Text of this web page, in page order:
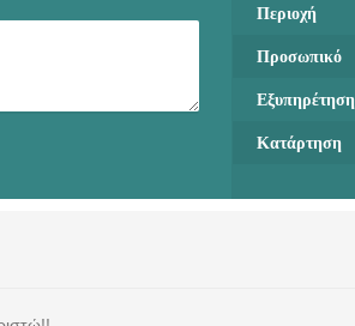
Περιοχή
Προσωπικό
Εξυπηρέτηση
Κατάρτηση